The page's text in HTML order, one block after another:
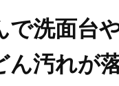
で洗面台
ん汚れが